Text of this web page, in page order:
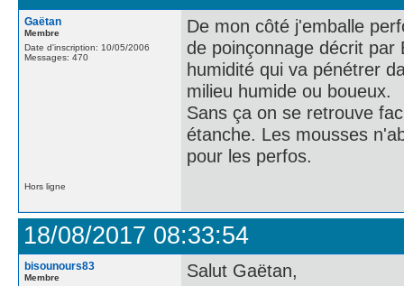
Gaëtan
Membre
Date d'inscription: 10/05/2006
Messages: 470
De mon côté j'emballe
de poinçonnage décrit
humidité qui va pénétrer
milieu humide ou boueux.
Sans ça on se retrouve
étanche. Les mousses
pour les perfos.
Hors ligne
18/08/2017 08:33:54
bisounours83
Membre
Salut Gaëtan,